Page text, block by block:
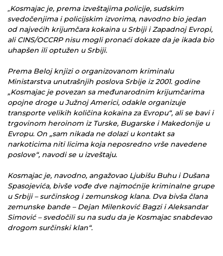
„Kosmajac je, prema izveštajima policije, sudskim
svedočenjima i policijskim izvorima, navodno bio jedan
od najvećih krijumčara kokaina u Srbiji i Zapadnoj Evropi,
ali CINS/OCCRP nisu mogli pronaći dokaze da je ikada bio
uhapšen ili optužen u Srbiji.
Prema Beloj knjizi o organizovanom kriminalu
Ministarstva unutrašnjih poslova Srbije iz 2001. godine
„Kosmajac je povezan sa međunarodnim krijumčarima
opojne droge u Južnoj Americi, odakle organizuje
transporte velikih količina kokaina za Evropu“, ali se bavi i
trgovinom heroinom iz Turske, Bugarske i Makedonije u
Evropu. On „sam nikada ne dolazi u kontakt sa
narkoticima niti licima koja neposredno vrše navedene
poslove“, navodi se u izveštaju.
Kosmajac je, navodno, angažovao Ljubišu Buhu i Dušana
Spasojevića, bivše vođe dve najmoćnije kriminalne grupe
u Srbiji – surčinskog i zemunskog klana. Dva bivša člana
zemunske bande – Dejan Milenković Bagzi i Aleksandar
Simović – svedočili su na sudu da je Kosmajac snabdevao
drogom surčinski klan“.